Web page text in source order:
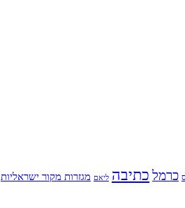
כרמל כתיבה ליאם מגזרות מקור ישראליות